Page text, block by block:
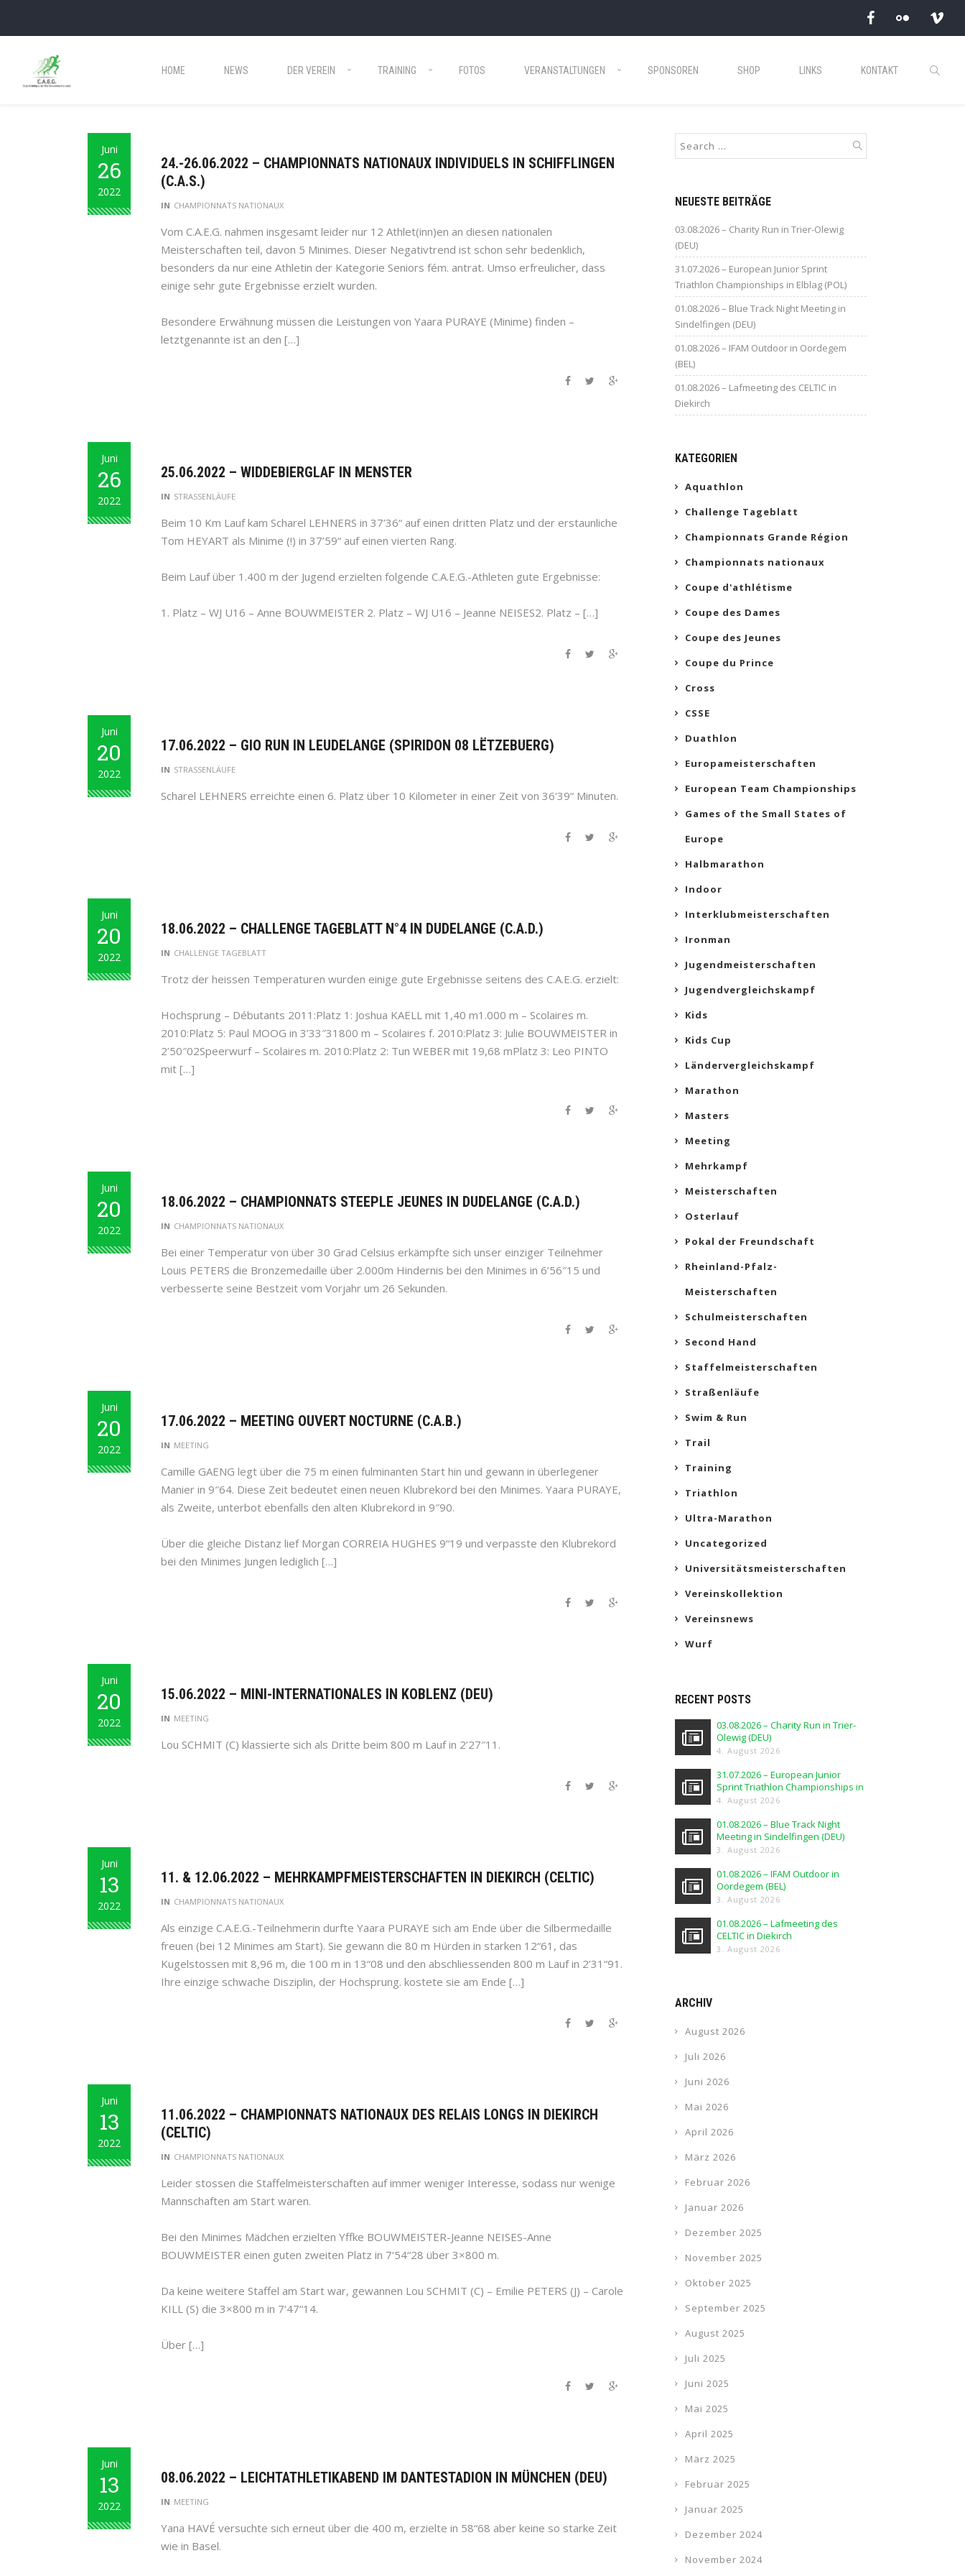
HOME NEWS DER VEREIN TRAINING FOTOS VERANSTALTUNGEN SPONSOREN SHOP LINKS KONTAKT
Juni
26
2022
24.-26.06.2022 – CHAMPIONNATS NATIONAUX INDIVIDUELS IN SCHIFFLINGEN
(C.A.S.)
IN CHAMPIONNATS NATIONAUX
Vom C.A.E.G. nahmen insgesamt leider nur 12 Athlet(inn)en an diesen nationalen
Meisterschaften teil, davon 5 Minimes. Dieser Negativtrend ist schon sehr bedenklich,
besonders da nur eine Athletin der Kategorie Seniors fém. antrat. Umso erfreulicher, dass
einige sehr gute Ergebnisse erzielt wurden.
Besondere Erwähnung müssen die Leistungen von Yaara PURAYE (Minime) finden –
letztgenannte ist an den […]
Juni
26
2022
25.06.2022 – WIDDEBIERGLAF IN MENSTER
IN STRASSENLÄUFE
Beim 10 Km Lauf kam Scharel LEHNERS in 37’36“ auf einen dritten Platz und der erstaunliche
Tom HEYART als Minime (!) in 37’59“ auf einen vierten Rang.
Beim Lauf über 1.400 m der Jugend erzielten folgende C.A.E.G.-Athleten gute Ergebnisse:
1. Platz – WJ U16 – Anne BOUWMEISTER 2. Platz – WJ U16 – Jeanne NEISES2. Platz – […]
Juni
20
2022
17.06.2022 – GIO RUN IN LEUDELANGE (SPIRIDON 08 LËTZEBUERG)
IN STRASSENLÄUFE
Scharel LEHNERS erreichte einen 6. Platz über 10 Kilometer in einer Zeit von 36‘39“ Minuten.
Juni
20
2022
18.06.2022 – CHALLENGE TAGEBLATT N°4 IN DUDELANGE (C.A.D.)
IN CHALLENGE TAGEBLATT
Trotz der heissen Temperaturen wurden einige gute Ergebnisse seitens des C.A.E.G. erzielt:
Hochsprung – Débutants 2011:Platz 1: Joshua KAELL mit 1,40 m1.000 m – Scolaires m.
2010:Platz 5: Paul MOOG in 3’33″31800 m – Scolaires f. 2010:Platz 3: Julie BOUWMEISTER in
2’50″02Speerwurf – Scolaires m. 2010:Platz 2: Tun WEBER mit 19,68 mPlatz 3: Leo PINTO
mit […]
Juni
20
2022
18.06.2022 – CHAMPIONNATS STEEPLE JEUNES IN DUDELANGE (C.A.D.)
IN CHAMPIONNATS NATIONAUX
Bei einer Temperatur von über 30 Grad Celsius erkämpfte sich unser einziger Teilnehmer
Louis PETERS die Bronzemedaille über 2.000m Hindernis bei den Minimes in 6’56″15 und
verbesserte seine Bestzeit vom Vorjahr um 26 Sekunden.
Juni
20
2022
17.06.2022 – MEETING OUVERT NOCTURNE (C.A.B.)
IN MEETING
Camille GAENG legt über die 75 m einen fulminanten Start hin und gewann in überlegener
Manier in 9″64. Diese Zeit bedeutet einen neuen Klubrekord bei den Minimes. Yaara PURAYE,
als Zweite, unterbot ebenfalls den alten Klubrekord in 9″90.
Über die gleiche Distanz lief Morgan CORREIA HUGHES 9“19 und verpasste den Klubrekord
bei den Minimes Jungen lediglich […]
Juni
20
2022
15.06.2022 – MINI-INTERNATIONALES IN KOBLENZ (DEU)
IN MEETING
Lou SCHMIT (C) klassierte sich als Dritte beim 800 m Lauf in 2’27″11.
Juni
13
2022
11. & 12.06.2022 – MEHRKAMPFMEISTERSCHAFTEN IN DIEKIRCH (CELTIC)
IN CHAMPIONNATS NATIONAUX
Als einzige C.A.E.G.-Teilnehmerin durfte Yaara PURAYE sich am Ende über die Silbermedaille
freuen (bei 12 Minimes am Start). Sie gewann die 80 m Hürden in starken 12“61, das
Kugelstossen mit 8,96 m, die 100 m in 13“08 und den abschliessenden 800 m Lauf in 2’31“91.
Ihre einzige schwache Disziplin, der Hochsprung. kostete sie am Ende […]
Juni
13
2022
11.06.2022 – CHAMPIONNATS NATIONAUX DES RELAIS LONGS IN DIEKIRCH
(CELTIC)
IN CHAMPIONNATS NATIONAUX
Leider stossen die Staffelmeisterschaften auf immer weniger Interesse, sodass nur wenige
Mannschaften am Start waren.
Bei den Minimes Mädchen erzielten Yffke BOUWMEISTER-Jeanne NEISES-Anne
BOUWMEISTER einen guten zweiten Platz in 7‘54“28 über 3×800 m.
Da keine weitere Staffel am Start war, gewannen Lou SCHMIT (C) – Emilie PETERS (J) – Carole
KILL (S) die 3×800 m in 7‘47“14.
Über […]
Juni
13
2022
08.06.2022 – LEICHTATHLETIKABEND IM DANTESTADION IN MÜNCHEN (DEU)
IN MEETING
Yana HAVÉ versuchte sich erneut über die 400 m, erzielte in 58“68 aber keine so starke Zeit
wie in Basel.
NEUESTE BEITRÄGE
03.08.2026 – Charity Run in Trier-Olewig
(DEU)
31.07.2026 – European Junior Sprint
Triathlon Championships in Elblag (POL)
01.08.2026 – Blue Track Night Meeting in
Sindelfingen (DEU)
01.08.2026 – IFAM Outdoor in Oordegem
(BEL)
01.08.2026 – Lafmeeting des CELTIC in
Diekirch
KATEGORIEN
Aquathlon
Challenge Tageblatt
Championnats Grande Région
Championnats nationaux
Coupe d'athlétisme
Coupe des Dames
Coupe des Jeunes
Coupe du Prince
Cross
CSSE
Duathlon
Europameisterschaften
European Team Championships
Games of the Small States of
Europe
Halbmarathon
Indoor
Interklubmeisterschaften
Ironman
Jugendmeisterschaften
Jugendvergleichskampf
Kids
Kids Cup
Ländervergleichskampf
Marathon
Masters
Meeting
Mehrkampf
Meisterschaften
Osterlauf
Pokal der Freundschaft
Rheinland-Pfalz-
Meisterschaften
Schulmeisterschaften
Second Hand
Staffelmeisterschaften
Straßenläufe
Swim & Run
Trail
Training
Triathlon
Ultra-Marathon
Uncategorized
Universitätsmeisterschaften
Vereinskollektion
Vereinsnews
Wurf
RECENT POSTS
03.08.2026 – Charity Run in Trier-
Olewig (DEU)
4. August 2026
31.07.2026 – European Junior
Sprint Triathlon Championships in
Elblag (POL)
4. August 2026
01.08.2026 – Blue Track Night
Meeting in Sindelfingen (DEU)
3. August 2026
01.08.2026 – IFAM Outdoor in
Oordegem (BEL)
3. August 2026
01.08.2026 – Lafmeeting des
CELTIC in Diekirch
3. August 2026
ARCHIV
August 2026
Juli 2026
Juni 2026
Mai 2026
April 2026
März 2026
Februar 2026
Januar 2026
Dezember 2025
November 2025
Oktober 2025
September 2025
August 2025
Juli 2025
Juni 2025
Mai 2025
April 2025
März 2025
Februar 2025
Januar 2025
Dezember 2024
November 2024